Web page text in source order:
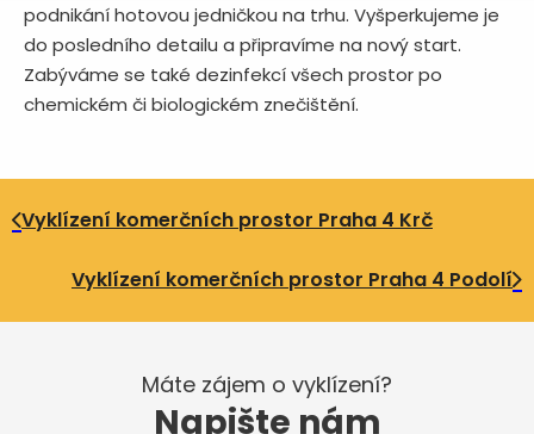
podnikání hotovou jedničkou na trhu. Vyšperkujeme je
do posledního detailu a připravíme na nový start.
Zabýváme se také dezinfekcí všech prostor po
chemickém či biologickém znečištění.
Vyklízení komerčních prostor Praha 4 Krč
Vyklízení komerčních prostor Praha 4 Podolí
Máte zájem o vyklízení?
Napište nám